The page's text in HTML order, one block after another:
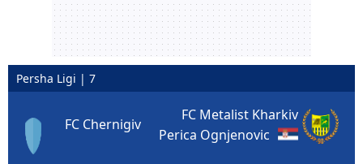
Persha Ligi | 7
FC Chernigiv
FC Metalist Kharkiv
Perica Ognjenovic